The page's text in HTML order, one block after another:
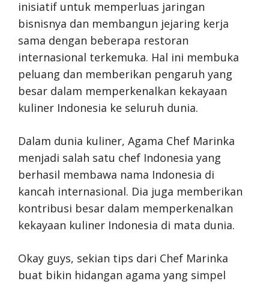
inisiatif untuk memperluas jaringan
bisnisnya dan membangun jejaring kerja
sama dengan beberapa restoran
internasional terkemuka. Hal ini membuka
peluang dan memberikan pengaruh yang
besar dalam memperkenalkan kekayaan
kuliner Indonesia ke seluruh dunia.
Dalam dunia kuliner, Agama Chef Marinka
menjadi salah satu chef Indonesia yang
berhasil membawa nama Indonesia di
kancah internasional. Dia juga memberikan
kontribusi besar dalam memperkenalkan
kekayaan kuliner Indonesia di mata dunia.
Okay guys, sekian tips dari Chef Marinka
buat bikin hidangan agama yang simpel